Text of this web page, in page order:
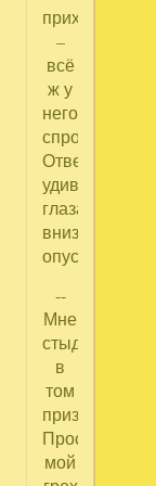
прихожанин?
–
всё
ж у
него
спросил.
Ответом
удивляя,
глаза
вниз
опустил.
--
Мне
стыдно
в
том
признаться.
Прости
мой